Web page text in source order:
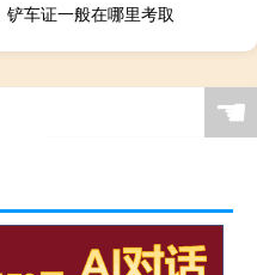
铲车证一般在哪里考取
☚